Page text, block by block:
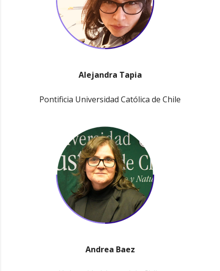
Alejandra Tapia
Pontificia Universidad Católica de Chile
Andrea Baez